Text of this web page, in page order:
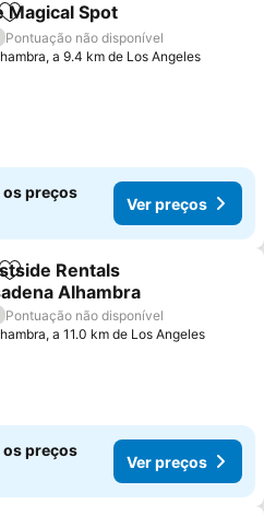
Adicionar aos favoritos
Magical Spot
Pontuação não disponível
a 9.4 km de Los Angeles
os preços
Ver preços
Adicionar aos favoritos
Rentals
Alhambra
preços
Pontuação não disponível
a 11.0 km de Los Angeles
os preços
Ver preços